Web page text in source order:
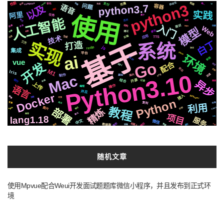
基于
使用
Python3.10
系统
ai
实现
Go
python3
Mac
人工智能
开发 环境
教程Python
Docker
模型
部署
python3.7
异步
以及
利用
实践
入门
lang1.18
白丁
精炼
语言
项目
打造
配合
语音
vue
技术
阿里
服务
Web
M1
问题
集成
上传
容器
js
Iris
中文 微信
接入
平台
redis
结合
性能
开源
操作
制作
并且
应用 TTS
复刻
支付 克隆
任务
面试
api
三方
图片
数据库
基础
2020
微软
国内
后端
机器人
Whisper
深度
记录
编程
通过
新版
svg
生成
结构
运行
自动化
音色
响应
compose
原生
芯片
前后
检测
github
切换
动画
爬虫
属于
情况
协议
io
聊天
合成
页面
https
简历
快速
布局
识别
集群
流程
可用
声音
机制
社交
数据
centos
推送
需要
格式
字幕
变量
推荐
场景
阻塞
镜像
Apple
各种
存储
遇到
统一
CSS3
公司
方案
随机文章
使用Mpvue配合Weui开发面试题题库微信小程序，并且发布到正式环
境